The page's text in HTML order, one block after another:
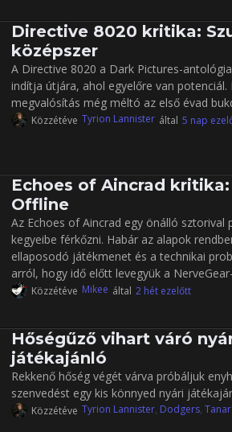
Directive 8020 kritika:
középszer
A Directive 8020 a Dark Pictures-
indítja útjára, ahol egyelőre van potenciál.
megvalósítás még méltó az első évad
Közzétéve Tyrion Lannister által 5 nap
Echoes of Aincrad
Offline
Az Echoes of Aincrad egy önálló sztorival
kegyeibe férkőzni. Habár az alapok
ellaposodó játékmenet és a technikai
arról, hogy idő előtt levegyük a
Közzétéve Mikee által 2 hét ezelőtt
Hőségűző vihart váró
játékajánló
Rekkenő hőség végét várva próbáljuk
szenvedést egy kis könnyed nyári
Közzétéve Tyrion Lannister, Dodgers,